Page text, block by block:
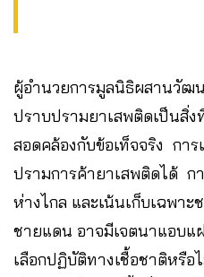
ผู้อำนวยการมูลนิธิผสานวัฒ
ปราบปรามยาเสพติดเป็นสิ่ง
สอดคล้องกับข้อเท็จจริง กา
ปรามการค้ายาเสพติดได้ ก
ห่างไกล และเน้นเก็บเฉพาะ
ชายแดน อาจมีเจตนาแอบ
เลือกปฏิบัติทางเชื้อชาติหรือ